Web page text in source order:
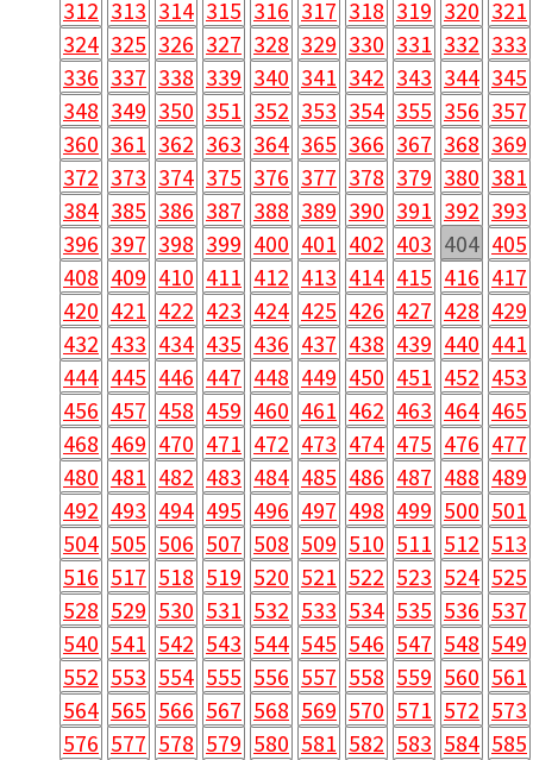
312 313 314 315 316 317 318 319 320 321
324 325 326 327 328 329 330 331 332 333
336 337 338 339 340 341 342 343 344 345
348 349 350 351 352 353 354 355 356 357
360 361 362 363 364 365 366 367 368 369
372 373 374 375 376 377 378 379 380 381
384 385 386 387 388 389 390 391 392 393
396 397 398 399 400 401 402 403 404 405
408 409 410 411 412 413 414 415 416 417
420 421 422 423 424 425 426 427 428 429
432 433 434 435 436 437 438 439 440 441
444 445 446 447 448 449 450 451 452 453
456 457 458 459 460 461 462 463 464 465
468 469 470 471 472 473 474 475 476 477
480 481 482 483 484 485 486 487 488 489
492 493 494 495 496 497 498 499 500 501
504 505 506 507 508 509 510 511 512 513
516 517 518 519 520 521 522 523 524 525
528 529 530 531 532 533 534 535 536 537
540 541 542 543 544 545 546 547 548 549
552 553 554 555 556 557 558 559 560 561
564 565 566 567 568 569 570 571 572 573
576 577 578 579 580 581 582 583 584 585